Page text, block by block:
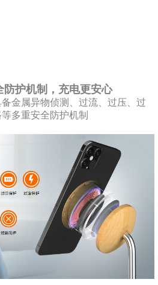
防护机制，充电更安心
金属异物侦测、过流、过压、过
多重安全防护机制